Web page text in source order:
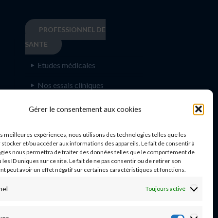
Gérer le consentement aux cookies
meilleures expériences, nous utilisons des technologies telles que les
et/ou accéder aux informations des appareils. Le fait de consentir à
nous permettra de traiter des données telles que le comportement de
les ID uniques sur ce site. Le fait de ne pas consentir ou de retirer son
peut avoir un effet négatif sur certaines caractéristiques et fonctions.
Toujours activé
20 44 59 62
PROFESSIONNEL DE
SANTE
Etudes médicales
Nos essais cliniques
Ecoles paramédicales